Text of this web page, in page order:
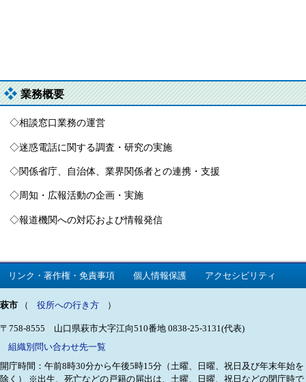
業務概要
◇相談窓口業務の運営
◇迷惑電話に関する調査・研究の実施
◇関係省庁、自治体、業界関係者との連携・支援
◇周知・広報活動の企画・実施
◇報道機関への対応および情報発信
リンク・著作権・免責事項 個人情報保護 アクセシビリティ
萩市 （ 役所への行き方 ）
〒758-8555 山口県萩市大字江向510番地 0838-25-3131(代表)
組織別問い合わせ先一覧
開庁時間：午前8時30分から午後5時15分（土曜、日曜、祝日及び年末年始を
除く）
※出生、死亡などの戸籍の届出は、土曜、日曜、祝日などの閉庁時で